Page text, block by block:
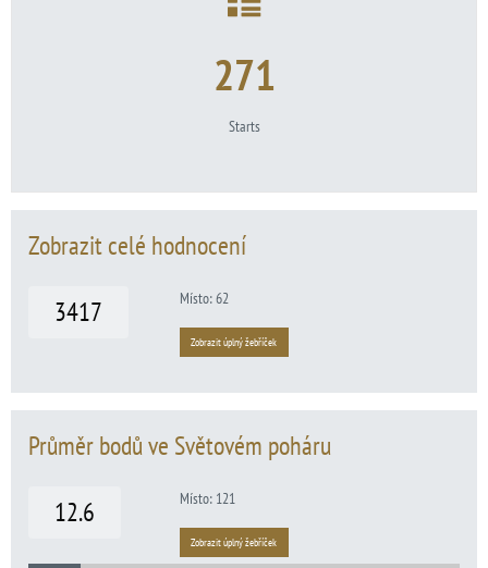
271
Starts
Zobrazit celé hodnocení
3417
Místo: 62
Zobrazit úplný žebříček
Průměr bodů ve Světovém poháru
12.6
Místo: 121
Zobrazit úplný žebříček